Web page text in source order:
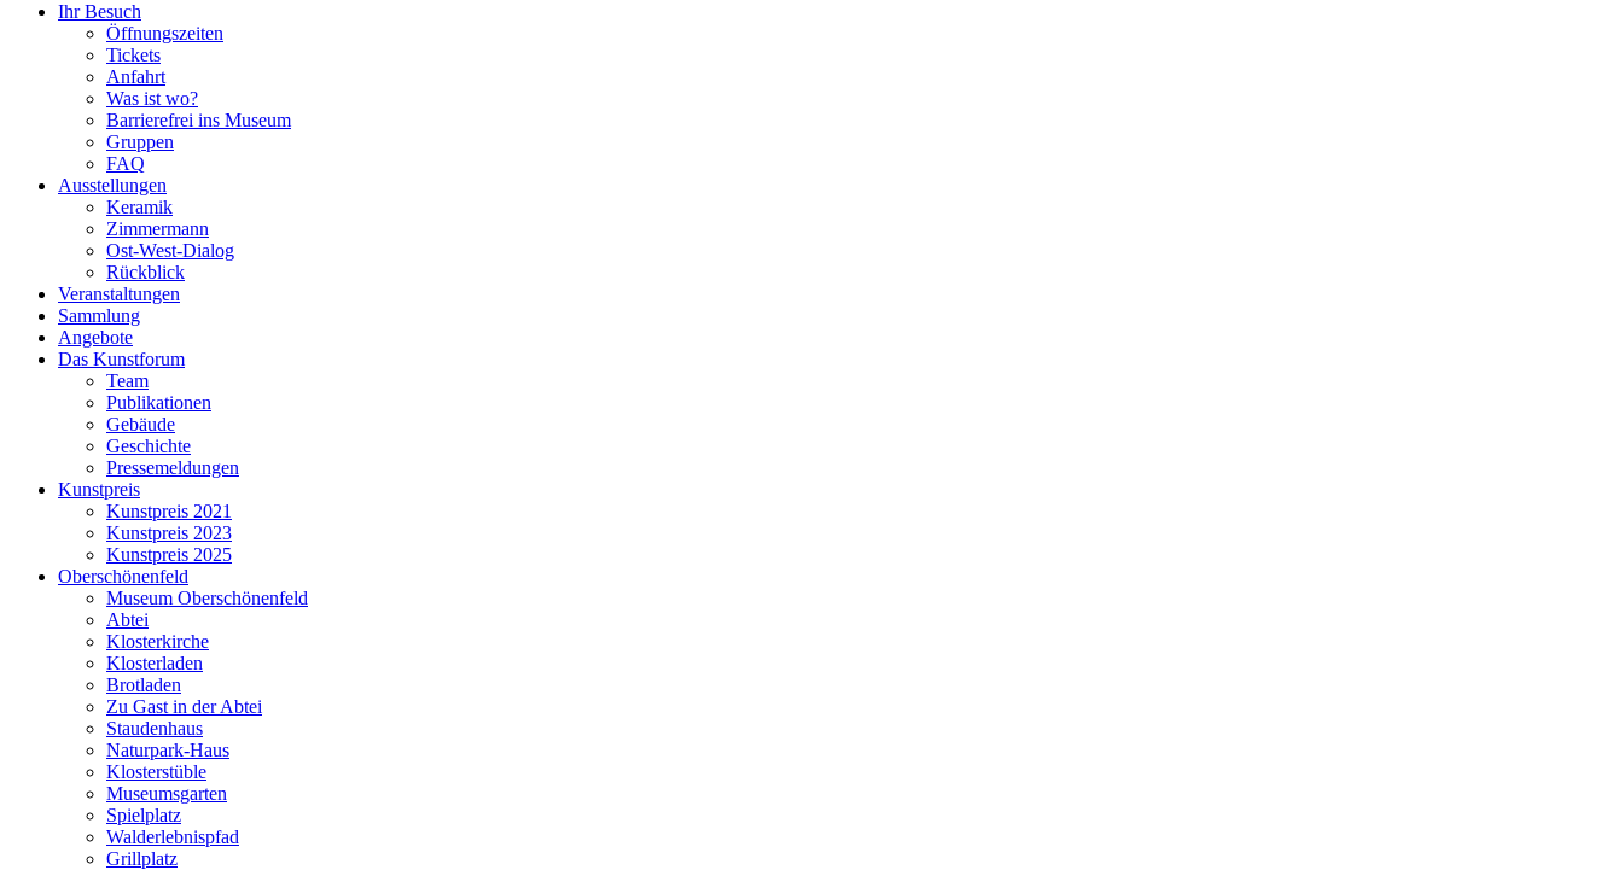
Ihr Besuch
Öffnungszeiten
Tickets
Anfahrt
Was ist wo?
Barrierefrei ins Museum
Gruppen
FAQ
Ausstellungen
Keramik
Zimmermann
Ost-West-Dialog
Rückblick
Veranstaltungen
Sammlung
Angebote
Das Kunstforum
Team
Publikationen
Gebäude
Geschichte
Pressemeldungen
Kunstpreis
Kunstpreis 2021
Kunstpreis 2023
Kunstpreis 2025
Oberschönenfeld
Museum Oberschönenfeld
Abtei
Klosterkirche
Klosterladen
Brotladen
Zu Gast in der Abtei
Staudenhaus
Naturpark-Haus
Klosterstüble
Museumsgarten
Spielplatz
Walderlebnispfad
Grillplatz